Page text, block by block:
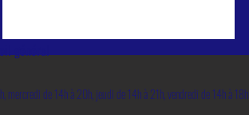
général
mercredi de 14h à 20h, jeudi de 14h à 21h, vendredi de 14h à 18h